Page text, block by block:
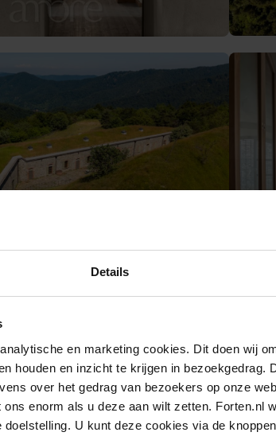
Details
en marketing cookies. Dit doen wij
houden en inzicht te krijgen in bezoekgedrag.
over het gedrag van bezoekers op onze
enorm als u deze aan wilt zetten. Forten.nl
U kunt deze cookies via de
865 m² en strekt zich uit over 60.000 m²
een helikopterplatform, een
Het leven hier ontvouwt zich in harmonie